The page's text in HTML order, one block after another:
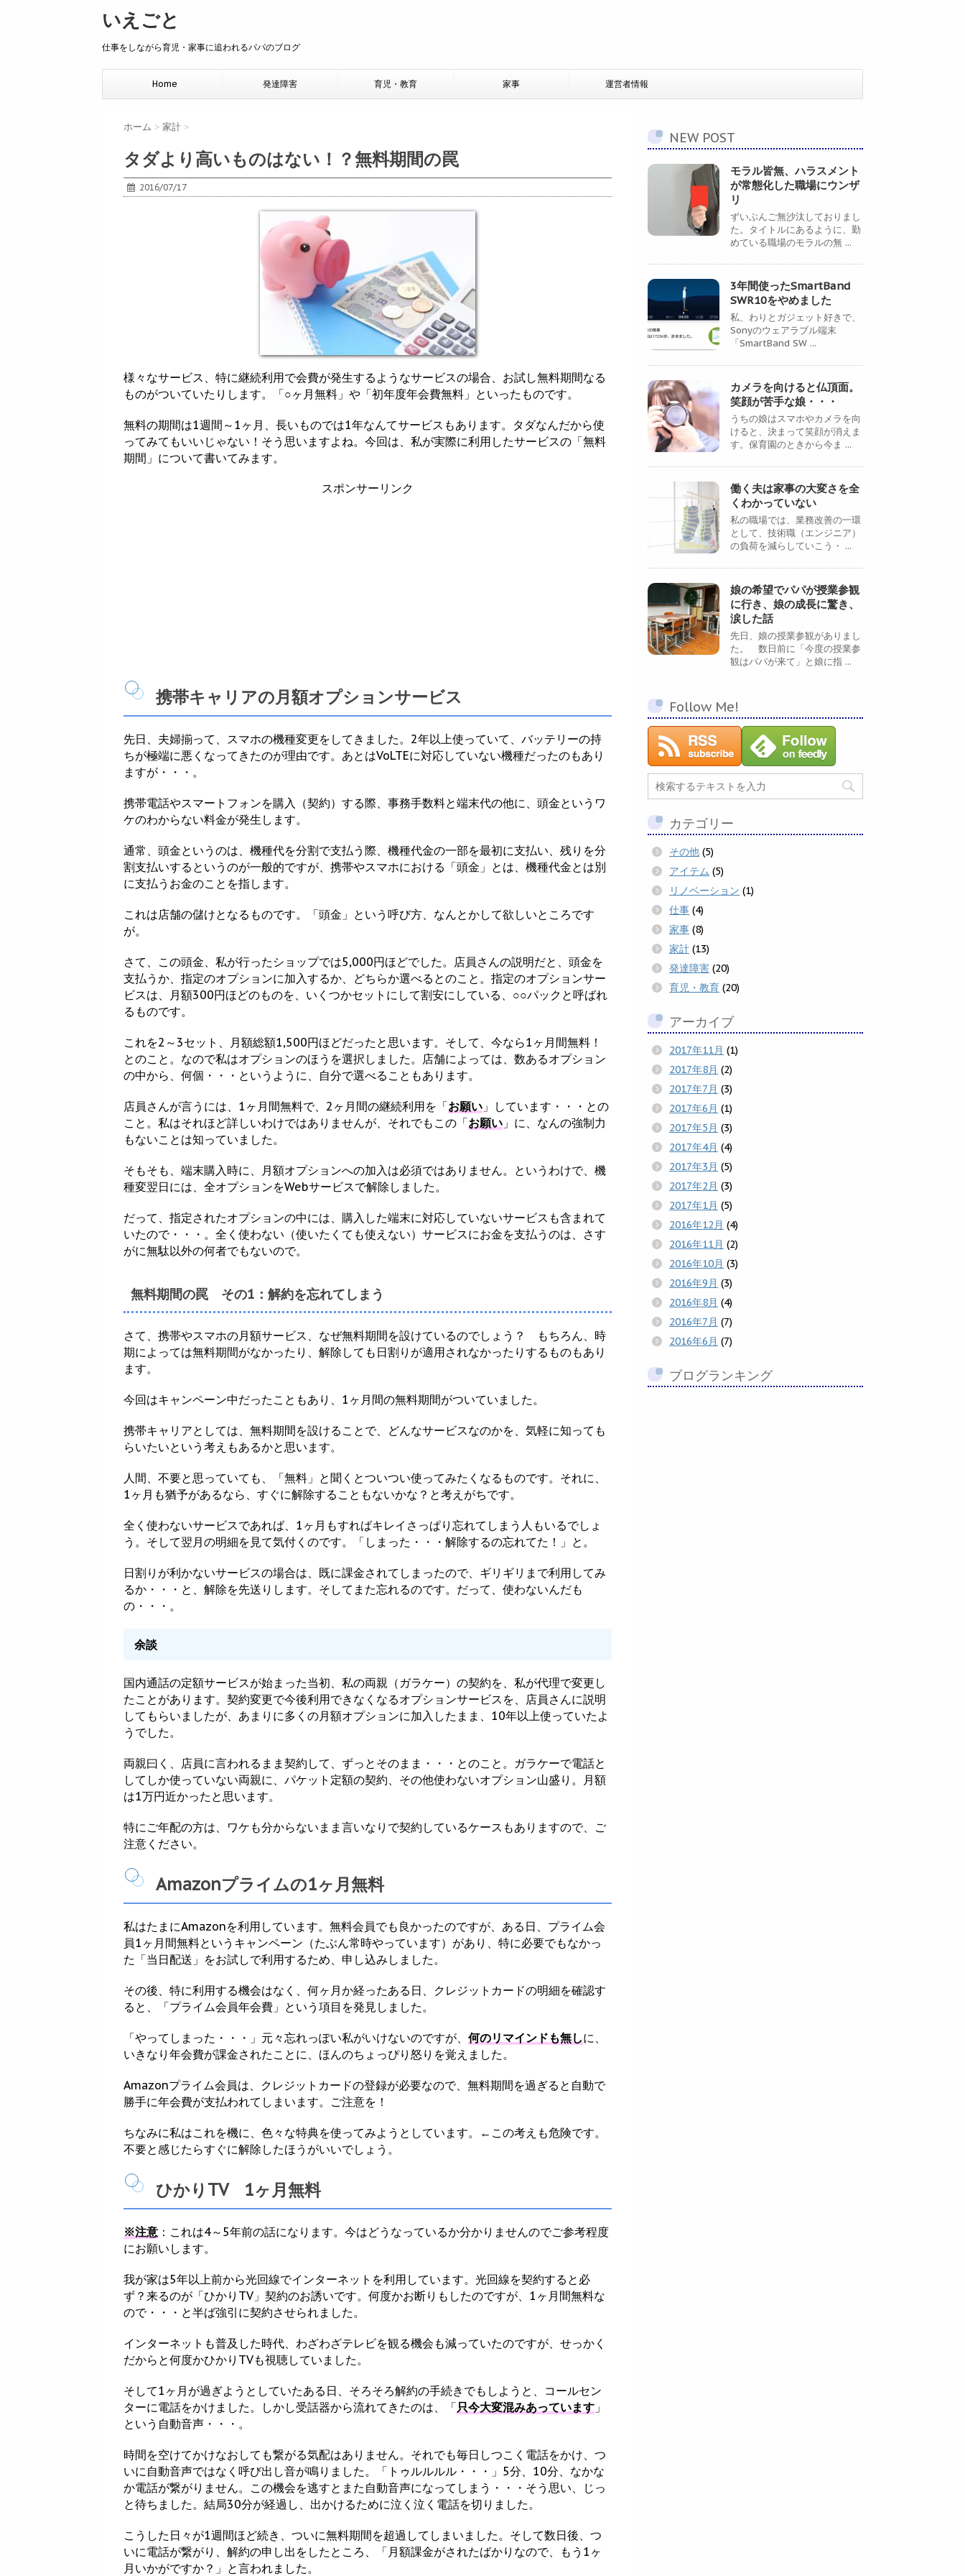
いえごと
仕事をしながら育児・家事に追われるパパのブログ
Home 発達障害 育児・教育 家事 運営者情報
ホーム > 家計 >
タダより高いものはない！？無料期間の罠
2016/07/17
様々なサービス、特に継続利用で会費が発生するようなサービスの場合、お試し無料期間なる
ものがついていたりします。「○ヶ月無料」や「初年度年会費無料」といったものです。
無料の期間は1週間～1ヶ月、長いものでは1年なんてサービスもあります。タダなんだから使
ってみてもいいじゃない！そう思いますよね。今回は、私が実際に利用したサービスの「無料
期間」について書いてみます。
スポンサーリンク
携帯キャリアの月額オプションサービス
先日、夫婦揃って、スマホの機種変更をしてきました。2年以上使っていて、バッテリーの持
ちが極端に悪くなってきたのが理由です。あとはVoLTEに対応していない機種だったのもあり
ますが・・・。
携帯電話やスマートフォンを購入（契約）する際、事務手数料と端末代の他に、頭金というワ
ケのわからない料金が発生します。
通常、頭金というのは、機種代を分割で支払う際、機種代金の一部を最初に支払い、残りを分
割支払いするというのが一般的ですが、携帯やスマホにおける「頭金」とは、機種代金とは別
に支払うお金のことを指します。
これは店舗の儲けとなるものです。「頭金」という呼び方、なんとかして欲しいところです
が。
さて、この頭金、私が行ったショップでは5,000円ほどでした。店員さんの説明だと、頭金を
支払うか、指定のオプションに加入するか、どちらか選べるとのこと。指定のオプションサー
ビスは、月額300円ほどのものを、いくつかセットにして割安にしている、○○パックと呼ばれ
るものです。
これを2～3セット、月額総額1,500円ほどだったと思います。そして、今なら1ヶ月間無料！
とのこと。なので私はオプションのほうを選択しました。店舗によっては、数あるオプション
の中から、何個・・・というように、自分で選べることもあります。
店員さんが言うには、1ヶ月間無料で、2ヶ月間の継続利用を「お願い 」しています・・・との
こと。私はそれほど詳しいわけではありませんが、それでもこの「お願い 」に、なんの強制力
もないことは知っていました。
そもそも、端末購入時に、月額オプションへの加入は必須ではありません。というわけで、機
種変翌日には、全オプションをWebサービスで解除しました。
だって、指定されたオプションの中には、購入した端末に対応していないサービスも含まれて
いたので・・・。全く使わない（使いたくても使えない）サービスにお金を支払うのは、さす
がに無駄以外の何者でもないので。
無料期間の罠 その1：解約を忘れてしまう
さて、携帯やスマホの月額サービス、なぜ無料期間を設けているのでしょう？ もちろん、時
期によっては無料期間がなかったり、解除しても日割りが適用されなかったりするものもあり
ます。
今回はキャンペーン中だったこともあり、1ヶ月間の無料期間がついていました。
携帯キャリアとしては、無料期間を設けることで、どんなサービスなのかを、気軽に知っても
らいたいという考えもあるかと思います。
人間、不要と思っていても、「無料」と聞くとついつい使ってみたくなるものです。それに、
1ヶ月も猶予があるなら、すぐに解除することもないかな？と考えがちです。
全く使わないサービスであれば、1ヶ月もすればキレイさっぱり忘れてしまう人もいるでしょ
う。そして翌月の明細を見て気付くのです。「しまった・・・解除するの忘れてた！」と。
日割りが利かないサービスの場合は、既に課金されてしまったので、ギリギリまで利用してみ
るか・・・と、解除を先送りします。そしてまた忘れるのです。だって、使わないんだも
の・・・。
余談
国内通話の定額サービスが始まった当初、私の両親（ガラケー）の契約を、私が代理で変更し
たことがあります。契約変更で今後利用できなくなるオプションサービスを、店員さんに説明
してもらいましたが、あまりに多くの月額オプションに加入したまま、10年以上使っていたよ
うでした。
両親曰く、店員に言われるまま契約して、ずっとそのまま・・・とのこと。ガラケーで電話と
してしか使っていない両親に、パケット定額の契約、その他使わないオプション山盛り。月額
は1万円近かったと思います。
特にご年配の方は、ワケも分からないまま言いなりで契約しているケースもありますので、ご
注意ください。
Amazonプライムの1ヶ月無料
私はたまにAmazonを利用しています。無料会員でも良かったのですが、ある日、プライム会
員1ヶ月間無料というキャンペーン（たぶん常時やっています）があり、特に必要でもなかっ
た「当日配送」をお試しで利用するため、申し込みしました。
その後、特に利用する機会はなく、何ヶ月か経ったある日、クレジットカードの明細を確認す
ると、「プライム会員年会費」という項目を発見しました。
「やってしまった・・・」元々忘れっぽい私がいけないのですが、 何のリマインドも無しに、
いきなり年会費が課金されたことに、ほんのちょっぴり怒りを覚えました。
Amazonプライム会員は、クレジットカードの登録が必要なので、無料期間を過ぎると自動で
勝手に年会費が支払われてしまいます。ご注意を！
ちなみに私はこれを機に、色々な特典を使ってみようとしています。←この考えも危険です。
不要と感じたらすぐに解除したほうがいいでしょう。
ひかりTV 1ヶ月無料
※注意 ：これは4～5年前の話になります。今はどうなっているか分かりませんのでご参考程度
にお願いします。
我が家は5年以上前から光回線でインターネットを利用しています。光回線を契約すると必
ず？来るのが「ひかりTV」契約のお誘いです。何度かお断りもしたのですが、1ヶ月間無料な
ので・・・と半ば強引に契約させられました。
インターネットも普及した時代、わざわざテレビを観る機会も減っていたのですが、せっかく
だからと何度かひかりTVも視聴していました。
そして1ヶ月が過ぎようとしていたある日、そろそろ解約の手続きでもしようと、コールセン
ターに電話をかけました。しかし受話器から流れてきたのは、「只今大変混みあっています 」
という自動音声・・・。
時間を空けてかけなおしても繋がる気配はありません。それでも毎日しつこく電話をかけ、つ
いに自動音声ではなく呼び出し音が鳴りました。「トゥルルルル・・・」5分、10分、なかな
か電話が繋がりません。この機会を逃すとまた自動音声になってしまう・・・そう思い、じっ
と待ちました。結局30分が経過し、出かけるために泣く泣く電話を切りました。
こうした日々が1週間ほど続き、ついに無料期間を超過してしまいました。そして数日後、つ
いに電話が繋がり、解約の申し出をしたところ、「月額課金がされたばかりなので、もう1ヶ
月いかがですか？」と言われました。
NEW POST
モラル皆無、ハラスメント
が常態化した職場にウンザ
リ
ずいぶんご無沙汰しておりまし
た。タイトルにあるように、勤
めている職場のモラルの無 ...
3年間使ったSmartBand
SWR10をやめました
私、わりとガジェット好きで、
Sonyのウェアラブル端末
「SmartBand SW ...
カメラを向けると仏頂面。
笑顔が苦手な娘・・・
うちの娘はスマホやカメラを向
けると、決まって笑顔が消えま
す。保育園のときから今ま ...
働く夫は家事の大変さを全
くわかっていない
私の職場では、業務改善の一環
として、技術職（エンジニア）
の負荷を減らしていこう・ ...
娘の希望でパパが授業参観
に行き、娘の成長に驚き、
涙した話
先日、娘の授業参観がありまし
た。 数日前に「今度の授業参
観はパパが来て」と娘に指 ...
Follow Me!
カテゴリー
その他 (5)
アイテム (5)
リノベーション (1)
仕事 (4)
家事 (8)
家計 (13)
発達障害 (20)
育児・教育 (20)
アーカイブ
2017年11月 (1)
2017年8月 (2)
2017年7月 (3)
2017年6月 (1)
2017年5月 (3)
2017年4月 (4)
2017年3月 (5)
2017年2月 (3)
2017年1月 (5)
2016年12月 (4)
2016年11月 (2)
2016年10月 (3)
2016年9月 (3)
2016年8月 (4)
2016年7月 (7)
2016年6月 (7)
ブログランキング